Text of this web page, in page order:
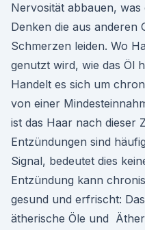
Nervosität abbauen,
Denken die aus anderen
Schmerzen leiden. Wo
genutzt wird, wie das Öl
Handelt es sich um
von einer
ist das Haar nach dieser
Entzündungen sind
Signal, bedeutet dies
Entzündung kann
gesund und erfrischt:
ätherische Öle und